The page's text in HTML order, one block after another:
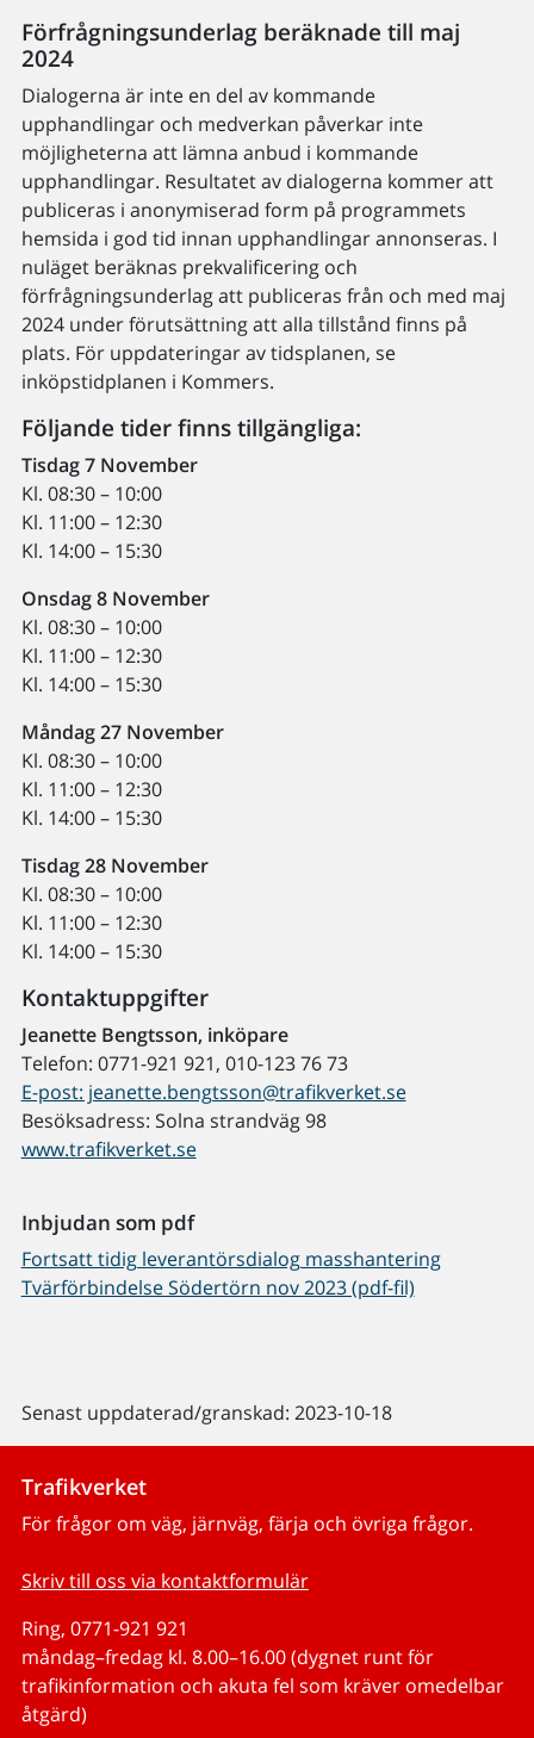
Förfrågningsunderlag beräknade till maj
2024
Dialogerna är inte en del av kommande
upphandlingar och medverkan påverkar inte
möjligheterna att lämna anbud i kommande
upphandlingar. Resultatet av dialogerna kommer att
publiceras i anonymiserad form på programmets
hemsida i god tid innan upphandlingar annonseras. I
nuläget beräknas prekvalificering och
förfrågningsunderlag att publiceras från och med maj
2024 under förutsättning att alla tillstånd finns på
plats. För uppdateringar av tidsplanen, se
inköpstidplanen i Kommers.
Följande tider finns tillgängliga:
Tisdag 7 November
Kl. 08:30 – 10:00
Kl. 11:00 – 12:30
Kl. 14:00 – 15:30
Onsdag 8 November
Kl. 08:30 – 10:00
Kl. 11:00 – 12:30
Kl. 14:00 – 15:30
Måndag 27 November
Kl. 08:30 – 10:00
Kl. 11:00 – 12:30
Kl. 14:00 – 15:30
Tisdag 28 November
Kl. 08:30 – 10:00
Kl. 11:00 – 12:30
Kl. 14:00 – 15:30
Kontaktuppgifter
Jeanette Bengtsson, inköpare
Telefon: 0771-921 921, 010-123 76 73
E-post: jeanette.bengtsson@trafikverket.se
Besöksadress: Solna strandväg 98
www.trafikverket.se
Inbjudan som pdf
Fortsatt tidig leverantörsdialog masshantering
Tvärförbindelse Södertörn nov 2023 (pdf-fil)
Senast uppdaterad/granskad: 2023-10-18
Trafikverket
För frågor om väg, järnväg, färja och övriga frågor.
Skriv till oss via kontaktformulär
Ring, 0771-921 921
måndag–fredag kl. 8.00–16.00 (dygnet runt för
trafikinformation och akuta fel som kräver omedelbar
åtgärd)